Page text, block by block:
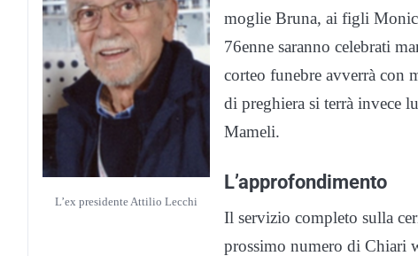
L’ex presidente Attilio Lecchi
moglie Bruna, ai figli
76enne saranno celebrati
corteo funebre avverrà con
di preghiera si terrà invece
Mameli.
L’approfondimento
Il servizio completo sulla
prossimo numero di Chiari